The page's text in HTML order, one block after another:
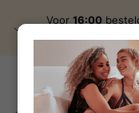
Voor16:00